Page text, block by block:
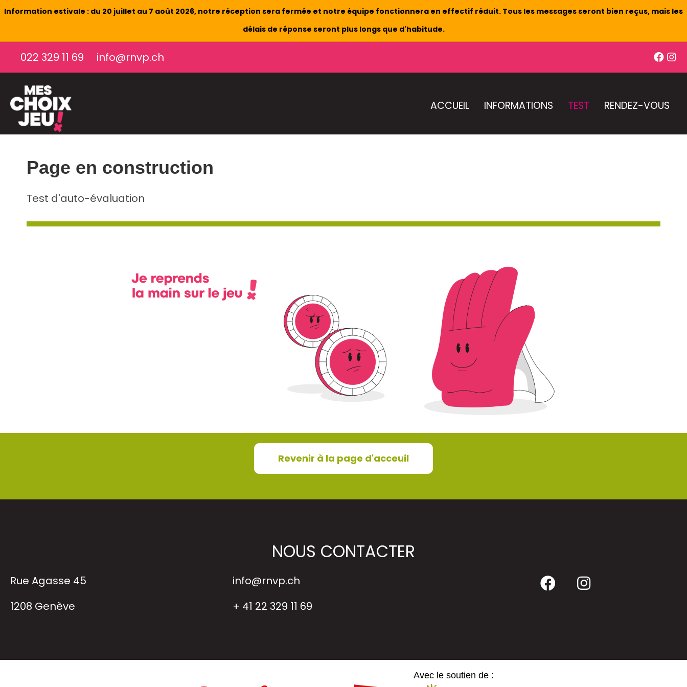
Information estivale : du 20 juillet au 7 août 2026, notre réception sera fermée et notre équipe fonctionnera en effectif réduit. Tous les messages seront bien reçus, mais les
délais de réponse seront plus longs que d'habitude.
022 329 11 69 info@rnvp.ch
ACCUEIL INFORMATIONS TEST RENDEZ-VOUS
Page en construction
Test d'auto-évaluation
Revenir à la page d'acceuil
NOUS CONTACTER
Rue Agasse 45
1208 Genève
info@rnvp.ch
+ 41 22 329 11 69